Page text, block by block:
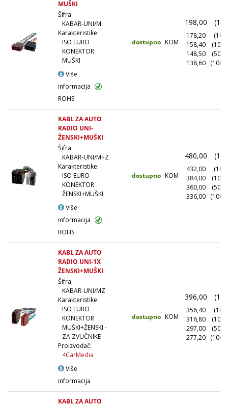
MUŠKI
Šifra:
KABAR-UNI/M
Karakteristike:
ISO EURO
KONEKTOR
MUŠKI
Više
informacija
ROHS
dostupno KOM
198,00 (1+)
178,20
(10+)
158,40
148,50
138,60
KABL ZA AUTO
RADIO UNI-
ŽENSKI+MUŠKI
Šifra:
KABAR-UNI/M+Z
Karakteristike:
ISO EURO
KONEKTOR
ŽENSKI+MUŠKI
Više
informacija
ROHS
dostupno KOM
480,00 (1+)
432,00
(10+)
384,00
360,00
336,00
KABL ZA AUTO
RADIO UNI-1X
ŽENSKI+MUŠKI
Šifra:
KABAR-UNI/MZ
Karakteristike:
ISO EURO
KONEKTOR
MUŠKI+ŽENSKI -
ZA ZVUČNIKE
Proizvođač:
4CarMedia
Više
informacija
dostupno KOM
396,00 (1+)
356,40
(10+)
316,80
297,00
277,20
KABL ZA AUTO